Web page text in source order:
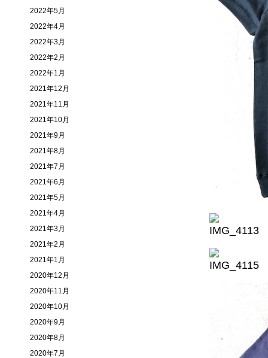
2022年5月
2022年4月
2022年3月
2022年2月
2022年1月
2021年12月
2021年11月
2021年10月
2021年9月
2021年8月
2021年7月
2021年6月
2021年5月
2021年4月
2021年3月
2021年2月
2021年1月
2020年12月
2020年11月
2020年10月
2020年9月
2020年8月
2020年7月